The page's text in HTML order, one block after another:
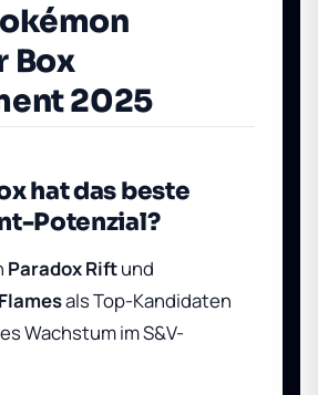
Box
2025
hat das beste
Potenzial?
Paradox Riftund
als Top-Kandidaten
Wachstum im S&V-